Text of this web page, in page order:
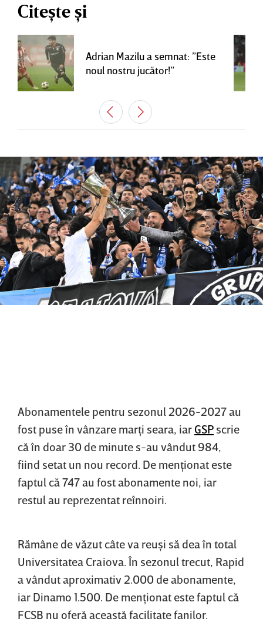
Citește și
Adrian Mazilu a semnat: ”Este
noul nostru jucător!”
Abonamentele pentru sezonul 2026-2027 au
fost puse în vânzare marţi seara, iar GSP scrie
că în doar 30 de minute s-au vândut 984,
fiind setat un nou record. De menţionat este
faptul că 747 au fost abonamente noi, iar
restul au reprezentat reînnoiri.
Rămâne de văzut câte va reuşi să dea în total
Universitatea Craiova. În sezonul trecut, Rapid
a vândut aproximativ 2.000 de abonamente,
iar Dinamo 1.500. De menţionat este faptul că
FCSB nu oferă această facilitate fanilor.